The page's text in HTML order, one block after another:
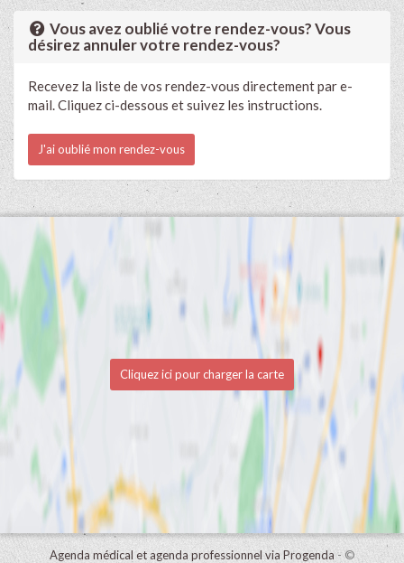
Vous avez oublié votre rendez-vous? Vous
désirez annuler votre rendez-vous?
Recevez la liste de vos rendez-vous directement par e-
mail. Cliquez ci-dessous et suivez les instructions.
J'ai oublié mon rendez-vous
Cliquez ici pour charger la carte
Agenda médical et agenda professionnel via Progenda - ©